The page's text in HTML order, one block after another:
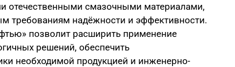
отечественными смазочными материалами,
требованиям надёжности и эффективности.
позволит расширить применение
решений, обеспечить
необходимой продукцией и инженерно-